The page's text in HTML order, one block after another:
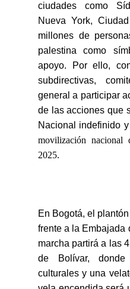
ciudades como
Nueva York,
millones de
palestina como
apoyo. Por ello,
subdirectivas,
general a participar
de las acciones que
Nacional indefinido
movilización
2025.
En Bogotá, el
frente a la Embajada
marcha partirá a las
de Bolívar,
culturales y una